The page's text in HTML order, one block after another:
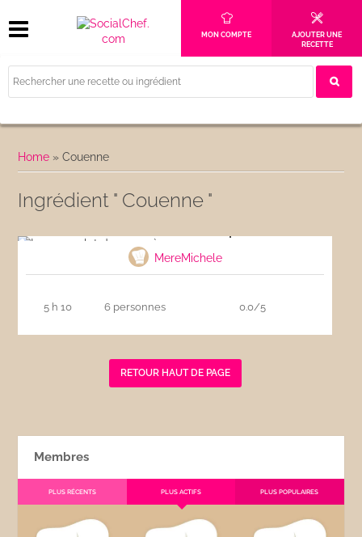
MON COMPTE
AJOUTER UNE
RECETTE
Home »Couenne
Ingrédient " Couenne "
MereMichele
5 h 10 6 personnes 0.0/5
RETOUR HAUT DE PAGE
Membres
PLUS RÉCENTS PLUS ACTIFS PLUS POPULAIRES